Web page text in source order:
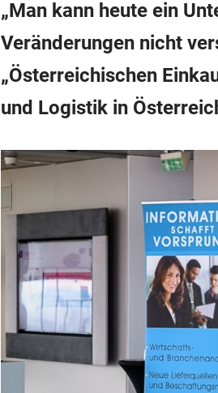
„Man kann heute ein
Veränderungen nicht
„Österreichischen
und Logistik in